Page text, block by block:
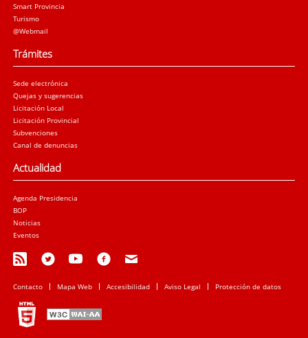
Smart Provincia
Turismo
@Webmail
Trámites
Sede electrónica
Quejas y sugerencias
Licitación Local
Licitación Provincial
Subvenciones
Canal de denuncias
Actualidad
Agenda Presidencia
BOP
Noticias
Eventos
Contacto Mapa Web Accesibilidad Aviso Legal Protección de datos